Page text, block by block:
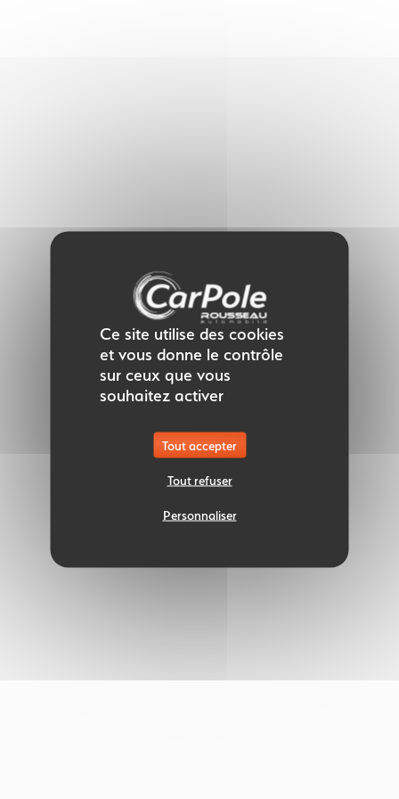
Ce site utilise des cookies
et vous donne le contrôle
sur ceux que vous
souhaitez activer
Tout accepter
Tout refuser
Personnaliser